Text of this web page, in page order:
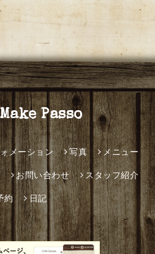
Passo
メーション 写真 メニュー
お問い合わせ スタッフ紹介
約 日記